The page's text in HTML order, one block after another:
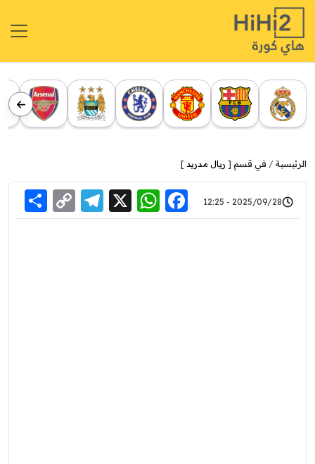
الرئيسية في قسم [ ريال مدريد ]
2025/09/28 - 12:25
Facebook
WhatsApp
X
Link